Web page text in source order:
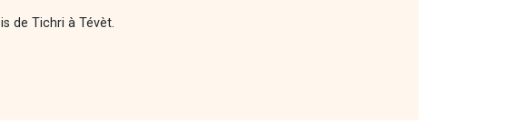
de Tichri à Tévèt.